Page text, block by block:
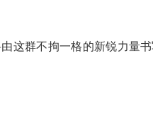
这群不拘一格的新锐力量